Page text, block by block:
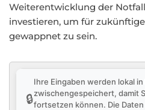
Weiterentwicklung der
investieren, um für
gewappnet zu sein.
🔒
Ihre Eingaben werden lokal
zwischengespeichert, damit
fortsetzen können. Die